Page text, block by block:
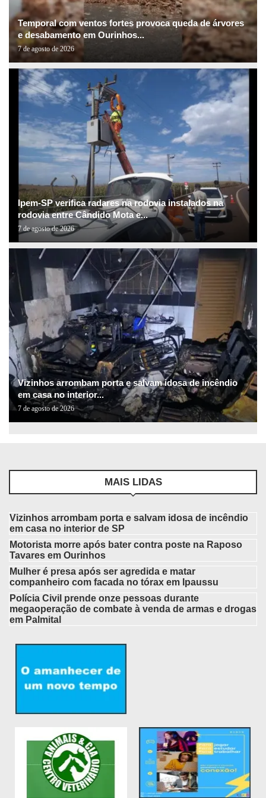
Temporal com ventos fortes provoca queda de árvores
e desabamento em Ourinhos...
7 de agosto de 2026
Ipem-SP verifica radares na rodovia instalados na
rodovia entre Cândido Mota e...
7 de agosto de 2026
Vizinhos arrombam porta e salvam idosa de incêndio
em casa no interior...
7 de agosto de 2026
MAIS LIDAS
Vizinhos arrombam porta e salvam idosa de incêndio
em casa no interior de SP
Motorista morre após bater contra poste na Raposo
Tavares em Ourinhos
Mulher é presa após ser agredida e matar
companheiro com facada no tórax em Ipaussu
Polícia Civil prende onze pessoas durante
megaoperação de combate à venda de armas e drogas
em Palmital